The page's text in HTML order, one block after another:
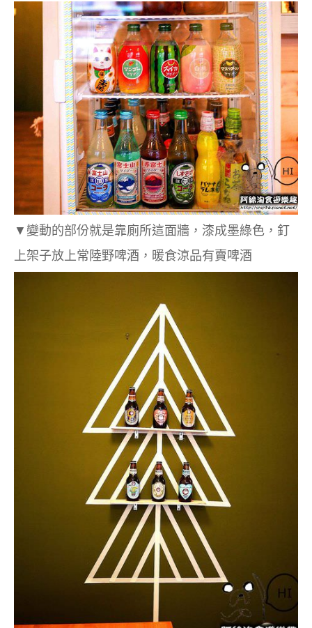
▼變動的部份就是靠廁所這面牆，漆成墨綠色，釘
上架子放上常陸野啤酒，暖食涼品有賣啤酒